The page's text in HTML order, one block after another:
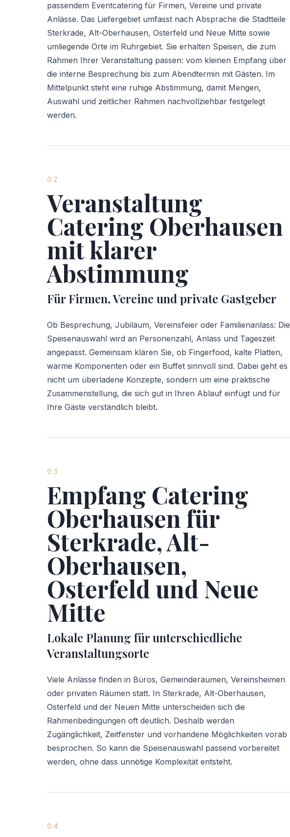
passendem Eventcatering für Firmen, Vereine und private
Anlässe. Das Liefergebiet umfasst nach Absprache die Stadtteile
Sterkrade, Alt-Oberhausen, Osterfeld und Neue Mitte sowie
umliegende Orte im Ruhrgebiet. Sie erhalten Speisen, die zum
Rahmen Ihrer Veranstaltung passen: vom kleinen Empfang über
die interne Besprechung bis zum Abendtermin mit Gästen. Im
Mittelpunkt steht eine ruhige Abstimmung, damit Mengen,
Auswahl und zeitlicher Rahmen nachvollziehbar festgelegt
werden.
02
Veranstaltung
Catering Oberhausen
mit klarer
Abstimmung
Für Firmen, Vereine und private Gastgeber
Ob Besprechung, Jubiläum, Vereinsfeier oder Familienanlass: Die
Speisenauswahl wird an Personenzahl, Anlass und Tageszeit
angepasst. Gemeinsam klären Sie, ob Fingerfood, kalte Platten,
warme Komponenten oder ein Buffet sinnvoll sind. Dabei geht es
nicht um überladene Konzepte, sondern um eine praktische
Zusammenstellung, die sich gut in Ihren Ablauf einfügt und für
Ihre Gäste verständlich bleibt.
03
Empfang Catering
Oberhausen für
Sterkrade, Alt-
Oberhausen,
Osterfeld und Neue
Mitte
Lokale Planung für unterschiedliche
Veranstaltungsorte
Viele Anlässe finden in Büros, Gemeinderäumen, Vereinsheimen
oder privaten Räumen statt. In Sterkrade, Alt-Oberhausen,
Osterfeld und der Neuen Mitte unterscheiden sich die
Rahmenbedingungen oft deutlich. Deshalb werden
Zugänglichkeit, Zeitfenster und vorhandene Möglichkeiten vorab
besprochen. So kann die Speisenauswahl passend vorbereitet
werden, ohne dass unnötige Komplexität entsteht.
04